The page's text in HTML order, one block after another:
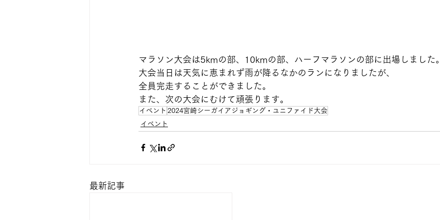
マラソン大会は5kmの部、10kmの部、ハーフマラソンの部に出場しました
大会当日は天気に恵まれず雨が降るなかのランになりましたが、
全員完走することができました。
また、次の大会にむけて頑張ります。
イベント 2024宮崎シーガイアジョギング・ユニファイド大会
イベント
最新記事